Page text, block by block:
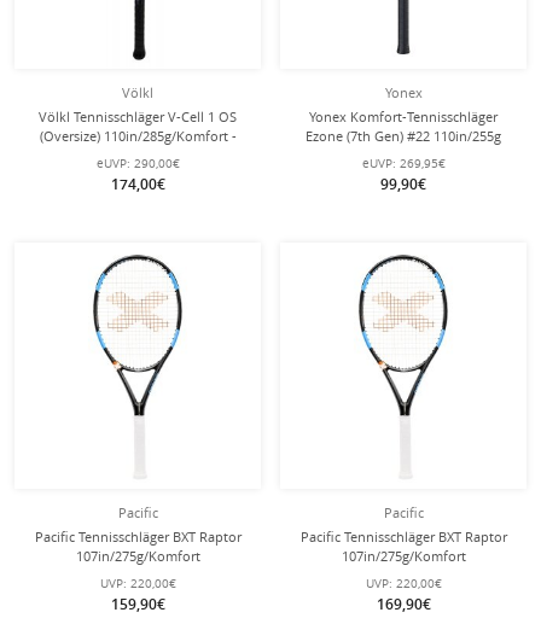
Völkl
Völkl Tennisschläger V-Cell 1 OS
(Oversize) 110in/285g/Komfort -
eUVP: 290,00€
174,00€
Yonex
Yonex Komfort-Tennisschläger
Ezone (7th Gen) #22 110in/255g
eUVP: 269,95€
99,90€
Pacific
Pacific Tennisschläger BXT Raptor
107in/275g/Komfort
UVP: 220,00€
159,90€
Pacific
Pacific Tennisschläger BXT Raptor
107in/275g/Komfort
UVP: 220,00€
169,90€